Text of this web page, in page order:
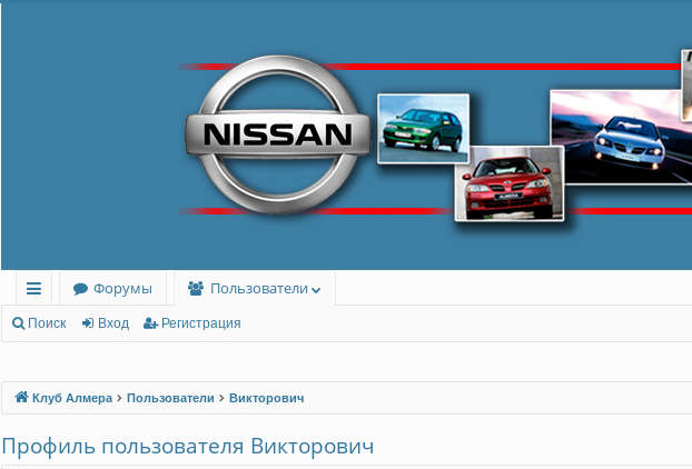
с
лк
Форумы
Пользователи
Поиск Вход Регистрация
Клуб Алмера Пользователи Викторович
Профиль пользователя Викторович